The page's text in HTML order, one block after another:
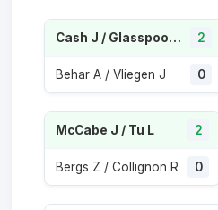
Cash J / Glasspool L 2
Behar A / Vliegen J 0
McCabe J / Tu L 2
Bergs Z / Collignon R 0